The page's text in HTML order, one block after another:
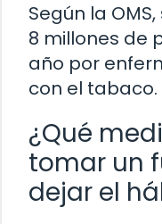
Según la
8 millones de
año por
con el tabaco.
¿Qué
tomar un
dejar el